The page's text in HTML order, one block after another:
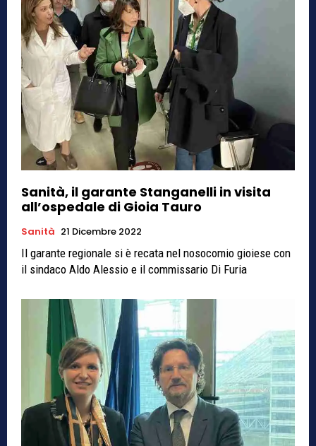
Sanità, il garante Stanganelli in visita
all’ospedale di Gioia Tauro
Sanità 21 Dicembre 2022
Il garante regionale si è recata nel nosocomio gioiese con
il sindaco Aldo Alessio e il commissario Di Furia